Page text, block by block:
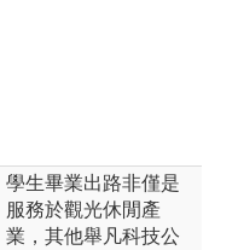
學生畢業出路非僅是
服務於觀光休閒產
業，其他舉凡科技公